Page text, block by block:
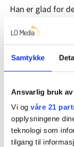
Samtykke
Ansvarlig bruk av
Vi og våre 21
opplysningene
teknologi som
tilgang til
Han er glad for
på jobb for en
det første, er
– Før korona
Selv om det
53 prosent færre
med 2019, er
han nå går på